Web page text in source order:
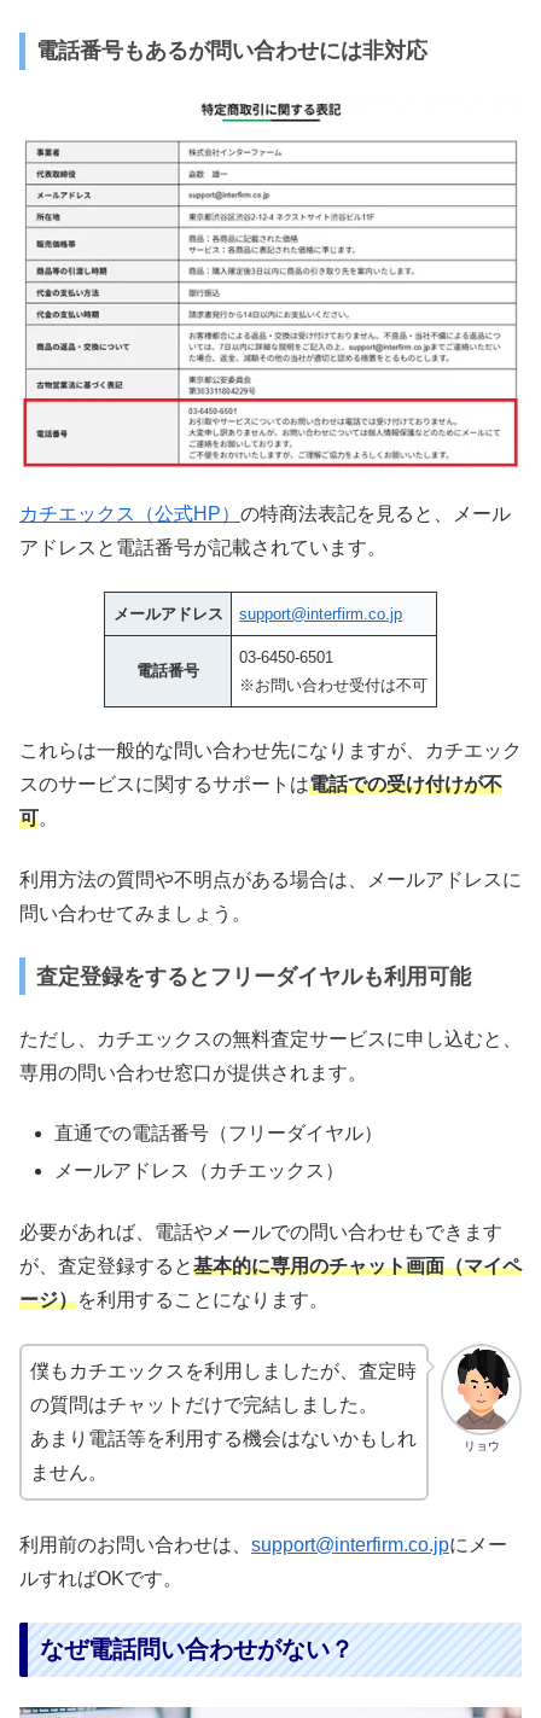
電話番号もあるが問い合わせには非対応
カチエックス（公式HP） の特商法表記を見ると、メール
アドレスと電話番号が記載されています。
メールアドレス support@interfirm.co.jp
電話番号
03-6450-6501
※お問い合わせ受付は不可
これらは一般的な問い合わせ先になりますが、カチエック
スのサービスに関するサポートは電話での受け付けが不
可。
利用方法の質問や不明点がある場合は、メールアドレスに
問い合わせてみましょう。
査定登録をするとフリーダイヤルも利用可能
ただし、カチエックスの無料査定サービスに申し込むと、
専用の問い合わせ窓口が提供されます。
直通での電話番号（フリーダイヤル）
メールアドレス（カチエックス）
必要があれば、電話やメールでの問い合わせもできます
が、査定登録すると基本的に専用のチャット画面（マイペ
ージ）を利用することになります。
リョウ
僕もカチエックスを利用しましたが、査定時
の質問はチャットだけで完結しました。
あまり電話等を利用する機会はないかもしれ
ません。
利用前のお問い合わせは、 support@interfirm.co.jpにメー
ルすればOKです。
なぜ電話問い合わせがない？